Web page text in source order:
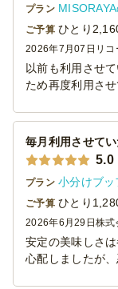
プラン
ご予算 ひとり
2026年7月07日 リ
以前も利用させ
ため再度利用さ
ョイスしました
た。ありがとう
毎月利用させてい
5.0
プラン 小分けブッ
ご予算 ひとり
2026年6月29日 株式
安定の美味しさ
心配しましたが